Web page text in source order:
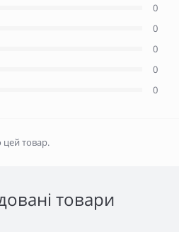
0
0
0
0
0
цей товар.
товари